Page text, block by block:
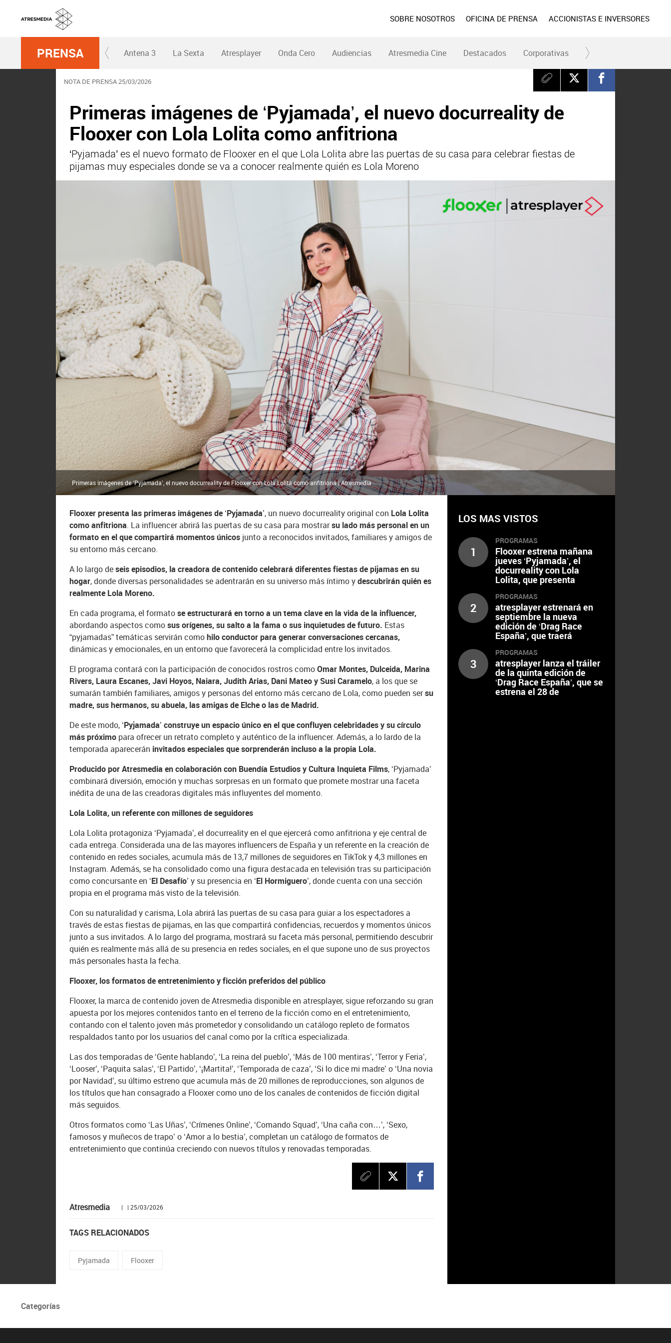
SOBRE NOSOTROS OFICINA DE PRENSA ACCIONISTAS E INVERSORES
PRENSA Antena 3 La Sexta Atresplayer Onda Cero Audiencias Atresmedia Cine Destacados Corporativas RC y Fundación
NOTA DE PRENSA 25/03/2026
Primeras imágenes de ‘Pyjamada’, el nuevo docurreality de
Flooxer con Lola Lolita como anfitriona
‘Pyjamada’ es el nuevo formato de Flooxer en el que Lola Lolita abre las puertas de su casa para celebrar fiestas de
pijamas muy especiales donde se va a conocer realmente quién es Lola Moreno
Primeras imágenes de ‘Pyjamada’, el nuevo docurreality de Flooxer con Lola Lolita como anfitriona | Atresmedia
Flooxer presenta las primeras imágenes de ‘Pyjamada’, un nuevo docurreality original con Lola Lolita
como anfitriona. La influencer abrirá las puertas de su casa para mostrarsu lado más personal en un
formato en el que compartirá momentos únicos junto a reconocidos invitados, familiares y amigos de
su entorno más cercano.
A lo largo deseis episodios, la creadora de contenido celebrará diferentes fiestas de pijamas en su
hogar, donde diversas personalidades se adentrarán en su universo más íntimo ydescubrirán quién es
realmente Lola Moreno.
En cada programa, el formatose estructurará en torno a un tema clave en la vida de la influencer,
abordando aspectos comosus orígenes, su salto a la fama o sus inquietudes de futuro. Estas
“pyjamadas” temáticas servirán comohilo conductor para generar conversaciones cercanas,
dinámicas y emocionales, en un entorno que favorecerá la complicidad entre los invitados.
El programa contará con la participación de conocidos rostros comoOmar Montes, Dulceida, Marina
Rivers, Laura Escanes, Javi Hoyos, Naiara, Judith Arias, Dani Mateo y Susi Caramelo, a los que se
sumarán también familiares, amigos y personas del entorno más cercano de Lola, como pueden sersu
madre, sus hermanos, su abuela, las amigas de Elche o las de Madrid.
De este modo, ‘Pyjamada’ construye un espacio único en el que confluyen celebridades y su círculo
más próximo para ofrecer un retrato completo y auténtico de la influencer. Además, a lo lardo de la
temporada aparecerán invitados especiales que sorprenderán incluso a la propia Lola.
Producido por Atresmedia en colaboración con Buendía Estudios y Cultura Inquieta Films, ‘Pyjamada’
combinará diversión, emoción y muchas sorpresas en un formato que promete mostrar una faceta
inédita de una de las creadoras digitales más influyentes del momento.
Lola Lolita, un referente con millones de seguidores
Lola Lolita protagoniza ‘Pyjamada’, el docurreality en el que ejercerá como anfitriona y eje central de
cada entrega. Considerada una de las mayores influencers de España y un referente en la creación de
contenido en redes sociales, acumula más de 13,7 millones de seguidores en TikTok y 4,3 millones en
Instagram. Además, se ha consolidado como una figura destacada en televisión tras su participación
como concursante en ‘El Desafío’ y su presencia en ‘El Hormiguero’, donde cuenta con una sección
propia en el programa más visto de la televisión.
Con su naturalidad y carisma, Lola abrirá las puertas de su casa para guiar a los espectadores a
través de estas fiestas de pijamas, en las que compartirá confidencias, recuerdos y momentos únicos
junto a sus invitados. A lo largo del programa, mostrará su faceta más personal, permitiendo descubrir
quién es realmente más allá de su presencia en redes sociales, en el que supone uno de sus proyectos
más personales hasta la fecha.
Flooxer, los formatos de entretenimiento y ficción preferidos del público
Flooxer, la marca de contenido joven de Atresmedia disponible en atresplayer, sigue reforzando su gran
apuesta por los mejores contenidos tanto en el terreno de la ficción como en el entretenimiento,
contando con el talento joven más prometedor y consolidando un catálogo repleto de formatos
respaldados tanto por los usuarios del canal como por la crítica especializada.
Las dos temporadas de ‘Gente hablando’, ‘La reina del pueblo’, ‘Más de 100 mentiras’, ‘Terror y Feria’,
‘Looser’, ‘Paquita salas’, ‘El Partido’, ‘¡Martita!’, ‘Temporada de caza’, ‘Si lo dice mi madre’ o ‘Una novia
por Navidad’, su último estreno que acumula más de 20 millones de reproducciones, son algunos de
los títulos que han consagrado a Flooxer como uno de los canales de contenidos de ficción digital
más seguidos.
Otros formatos como ‘Las Uñas’, ‘Crímenes Online’, ‘Comando Squad’, ‘Una caña con…’, ‘Sexo,
famosos y muñecos de trapo’ o ‘Amor a lo bestia’, completan un catálogo de formatos de
entretenimiento que continúa creciendo con nuevos títulos y renovadas temporadas.
Atresmedia | | 25/03/2026
TAGS RELACIONADOS
Pyjamada Flooxer
LOS MAS VISTOS
1
PROGRAMAS
Flooxer estrena mañana
jueves ‘Pyjamada’, el
docurreality con Lola
Lolita, que presenta
además su tráiler oficial
2
PROGRAMAS
atresplayer estrenará en
septiembre la nueva
edición de ‘Drag Race
España’, que traerá
numerosas novedades
3
PROGRAMAS
atresplayer lanza el tráiler
de la quinta edición de
‘Drag Race España’, que se
estrena el 28 de
Categorías